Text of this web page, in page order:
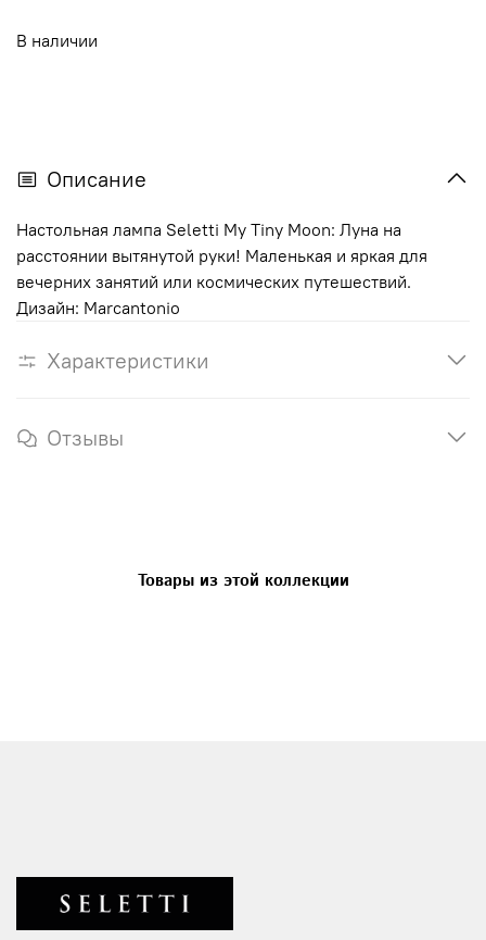
В наличии
Описание
Настольная лампа Seletti My Tiny Moon: Луна на
расстоянии вытянутой руки! Маленькая и яркая для
вечерних занятий или космических путешествий.
Дизайн: Marcantonio
Характеристики
Отзывы
Товары из этой коллекции